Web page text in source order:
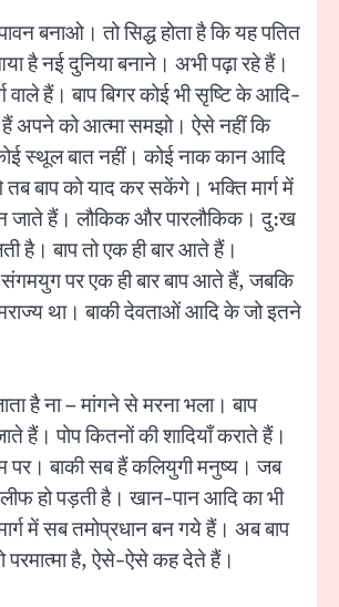
बनाओ। तो सिद्ध होता है कि यह पतित
है नई दुनिया बनाने। अभी पढ़ा रहे हैं।
हैं। बाप बिगर कोई भी सृष्टि के आदि-
अपने को आत्मा समझो। ऐसे नहीं कि
स्थूल बात नहीं। कोई नाक कान आदि
बाप को याद कर सकेंगे। भक्ति मार्ग में
जाते हैं। लौकिक और पारलौकिक। दु:ख
है। बाप तो एक ही बार आते हैं।
पर एक ही बार बाप आते हैं, जबकि
था। बाकी देवताओं आदि के जो इतने
है ना – मांगने से मरना भला। बाप
हैं। पोप कितनों की शादियाँ कराते हैं।
पर। बाकी सब हैं कलियुगी मनुष्य। जब
हो पड़ती है। खान-पान आदि का भी
में सब तमोप्रधान बन गये हैं। अब बाप
परमात्मा है, ऐसे-ऐसे कह देते हैं।